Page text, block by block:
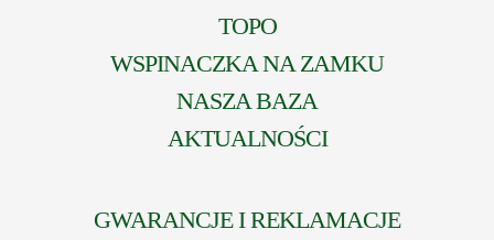
TOPO
WSPINACZKA NA ZAMKU
NASZA BAZA
AKTUALNOŚCI
GWARANCJE I REKLAMACJE